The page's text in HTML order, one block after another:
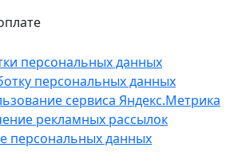
персональных данных
персональных данных
сервиса Яндекс.Метрика
рекламных рассылок
персональных данных